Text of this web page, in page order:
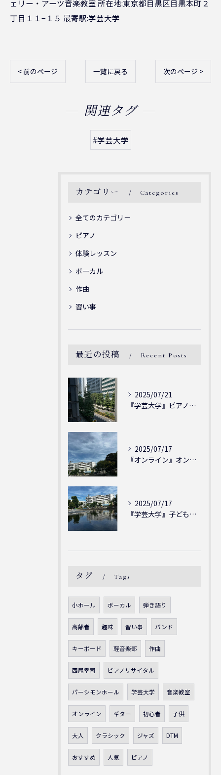
ェリー・アーツ音楽教室 所在地:東京都目黒区目黒本町２
丁目１１−１５ 最寄駅:学芸大学
< 前のページ 一覧に戻る 次のページ >
関連タグ
#学芸大学
カテゴリー Categories
全てのカテゴリー
ピアノ
体験レッスン
ボーカル
作曲
習い事
最近の投稿 Recent Posts
2025/07/21
『学芸大学』ピアノを弾ける喜び - シェリー・アーツ音楽教室...
2025/07/17
『オンライン』オンラインの会員様大募集中！シェリー・アーツ音...
2025/07/17
『学芸大学』子どもには子どもの表現が大切！シェリー・アーツ音...
タグ Tags
小ホール ボーカル 弾き語り
高齢者 趣味 習い事 バンド
キーボード 軽音楽部 作曲
西尾幸司 ピアノリサイタル
パーシモンホール 学芸大学 音楽教室
オンライン ギター 初心者 子供
大人 クラシック ジャズ DTM
おすすめ 人気 ピアノ